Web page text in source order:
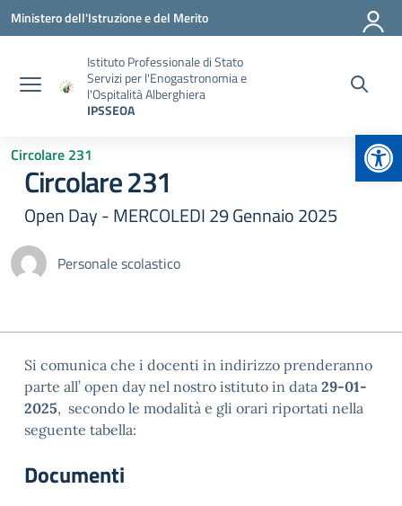
Vai ai contenuti
Vai al menu di navigazione
Vai al footer
Ministero dell'Istruzione e del Merito
Istituto Professionale di Stato
Servizi per l'Enogastronomia e
l'Ospitalità Alberghiera
IPSSEOA
Circolare 231
Circolare 231
Open Day - MERCOLEDI 29 Gennaio 2025
Personale scolastico
Si comunica che i docenti in indirizzo prenderanno
parte all’ open day nel nostro istituto in data 29-01-
2025, secondo le modalità e gli orari riportati nella
seguente tabella:
Documenti